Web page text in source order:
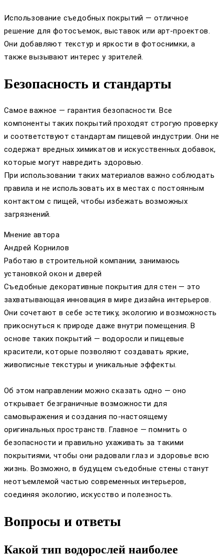
Использование съедобных покрытий — отличное
решение для фотосъемок, выставок или арт-проектов.
Они добавляют текстур и яркости в фотоснимки, а
также вызывают интерес у зрителей.
Безопасность и стандарты
Самое важное — гарантия безопасности. Все
компоненты таких покрытий проходят строгую проверку
и соответствуют стандартам пищевой индустрии. Они не
содержат вредных химикатов и искусственных добавок,
которые могут навредить здоровью.
При использовании таких материалов важно соблюдать
правила и не использовать их в местах с постоянным
контактом с пищей, чтобы избежать возможных
загрязнений.
Мнение автора
Андрей Корнилов
Работаю в строительной компании, занимаюсь
установкой окон и дверей
Съедобные декоративные покрытия для стен — это
захватывающая инновация в мире дизайна интерьеров.
Они сочетают в себе эстетику, экологию и возможность
прикоснуться к природе даже внутри помещения. В
основе таких покрытий — водоросли и пищевые
красители, которые позволяют создавать яркие,
живописные текстуры и уникальные эффекты.
Об этом направлении можно сказать одно — оно
открывает безграничные возможности для
самовыражения и создания по-настоящему
оригинальных пространств. Главное — помнить о
безопасности и правильно ухаживать за такими
покрытиями, чтобы они радовали глаз и здоровье всю
жизнь. Возможно, в будущем съедобные стены станут
неотъемлемой частью современных интерьеров,
соединяя экологию, искусство и полезность.
Вопросы и ответы
Какой тип водорослей наиболее